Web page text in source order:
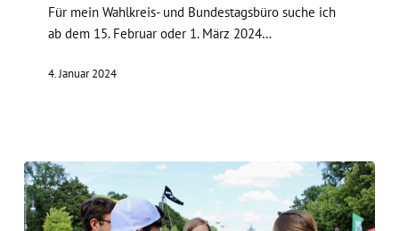
Für mein Wahlkreis- und Bundestagsbüro suche ich
ab dem 15. Februar oder 1. März 2024…
4. Januar 2024